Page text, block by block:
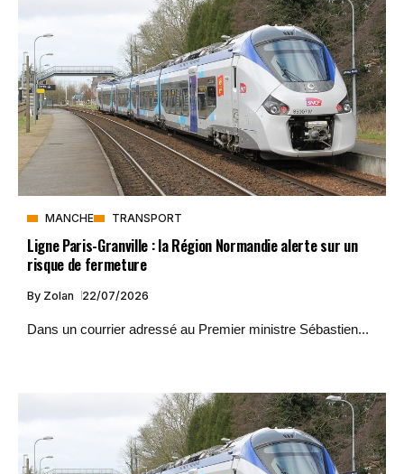
MANCHE TRANSPORT
Ligne Paris-Granville : la Région Normandie alerte sur un
risque de fermeture
By Zolan 22/07/2026
Dans un courrier adressé au Premier ministre Sébastien...